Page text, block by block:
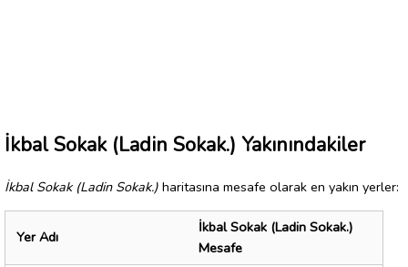
İkbal Sokak (Ladin Sokak.) Yakınındakiler
İkbal Sokak (Ladin Sokak.) haritasına mesafe olarak en yakın yerler:
Yer Adı
İkbal Sokak (Ladin Sokak.)
Mesafe